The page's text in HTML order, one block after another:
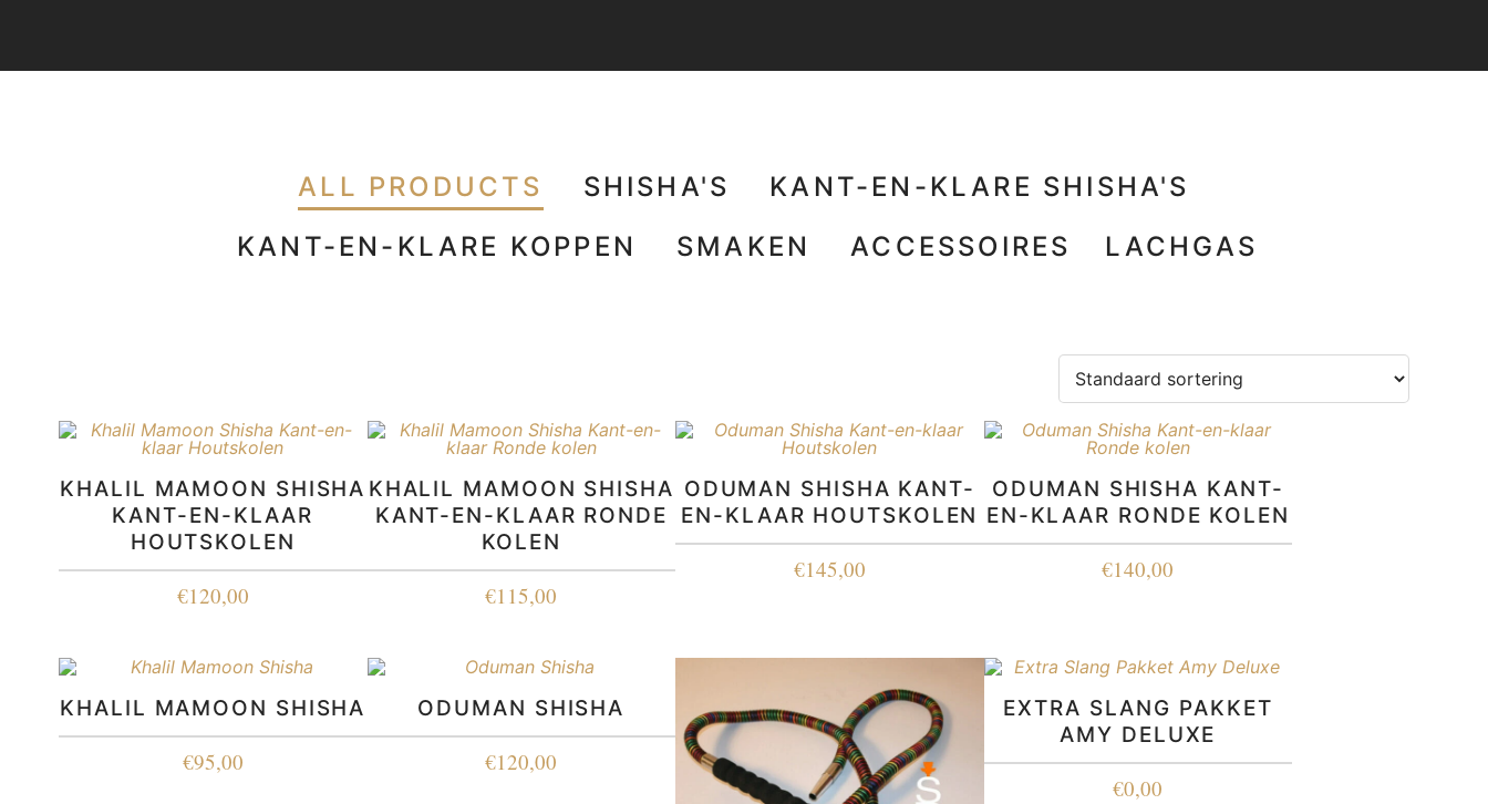
ALL PRODUCTS SHISHA'S
KANT-EN-KLARE SHISHA'S
KANT-EN-KLARE KOPPEN
SMAKEN ACCESSOIRES LACHGAS
KHALIL MAMOON SHISHA
KANT-EN-KLAAR
HOUTSKOLEN
€120,00
KHALIL MAMOON SHISHA
KANT-EN-KLAAR RONDE
KOLEN
€115,00
ODUMAN SHISHA KANT-
EN-KLAAR HOUTSKOLEN
€145,00
ODUMAN SHISHA KANT-
EN-KLAAR RONDE KOLEN
€140,00
KHALIL MAMOON SHISHA
€95,00
ODUMAN SHISHA
€120,00
EXTRA SLANG PAKKET
AMY DELUXE
€0,00